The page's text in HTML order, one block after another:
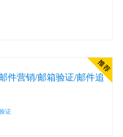
营销/邮箱验证/邮件追
证